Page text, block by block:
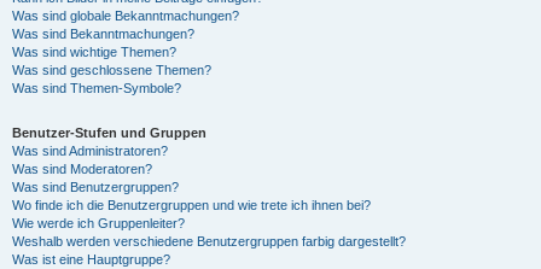
Was sind globale Bekanntmachungen?
Was sind Bekanntmachungen?
Was sind wichtige Themen?
Was sind geschlossene Themen?
Was sind Themen-Symbole?
Benutzer-Stufen und Gruppen
Was sind Administratoren?
Was sind Moderatoren?
Was sind Benutzergruppen?
Wo finde ich die Benutzergruppen und wie trete ich ihnen bei?
Wie werde ich Gruppenleiter?
Weshalb werden verschiedene Benutzergruppen farbig dargestellt?
Was ist eine Hauptgruppe?